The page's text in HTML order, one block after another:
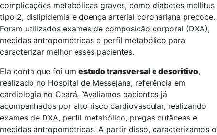
complicações metabólicas graves, como diabetes mellitus
tipo 2, dislipidemia e doença arterial coronariana precoce.
Foram utilizados exames de composição corporal (DXA),
medidas antropométricas e perfil metabólico para
caracterizar melhor esses pacientes.
Ela conta que foi um estudo transversal e descritivo,
realizado no Hospital de Messejana, referência em
cardiologia no Ceará. “Avaliamos pacientes já
acompanhados por alto risco cardiovascular, realizando
exames de DXA, perfil metabólico, pregas cutâneas e
medidas antropométricas. A partir disso, caracterizamos o